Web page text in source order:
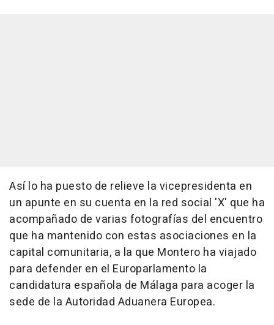
Así lo ha puesto de relieve la vicepresidenta en
un apunte en su cuenta en la red social 'X' que ha
acompañado de varias fotografías del encuentro
que ha mantenido con estas asociaciones en la
capital comunitaria, a la que Montero ha viajado
para defender en el Europarlamento la
candidatura española de Málaga para acoger la
sede de la Autoridad Aduanera Europea.